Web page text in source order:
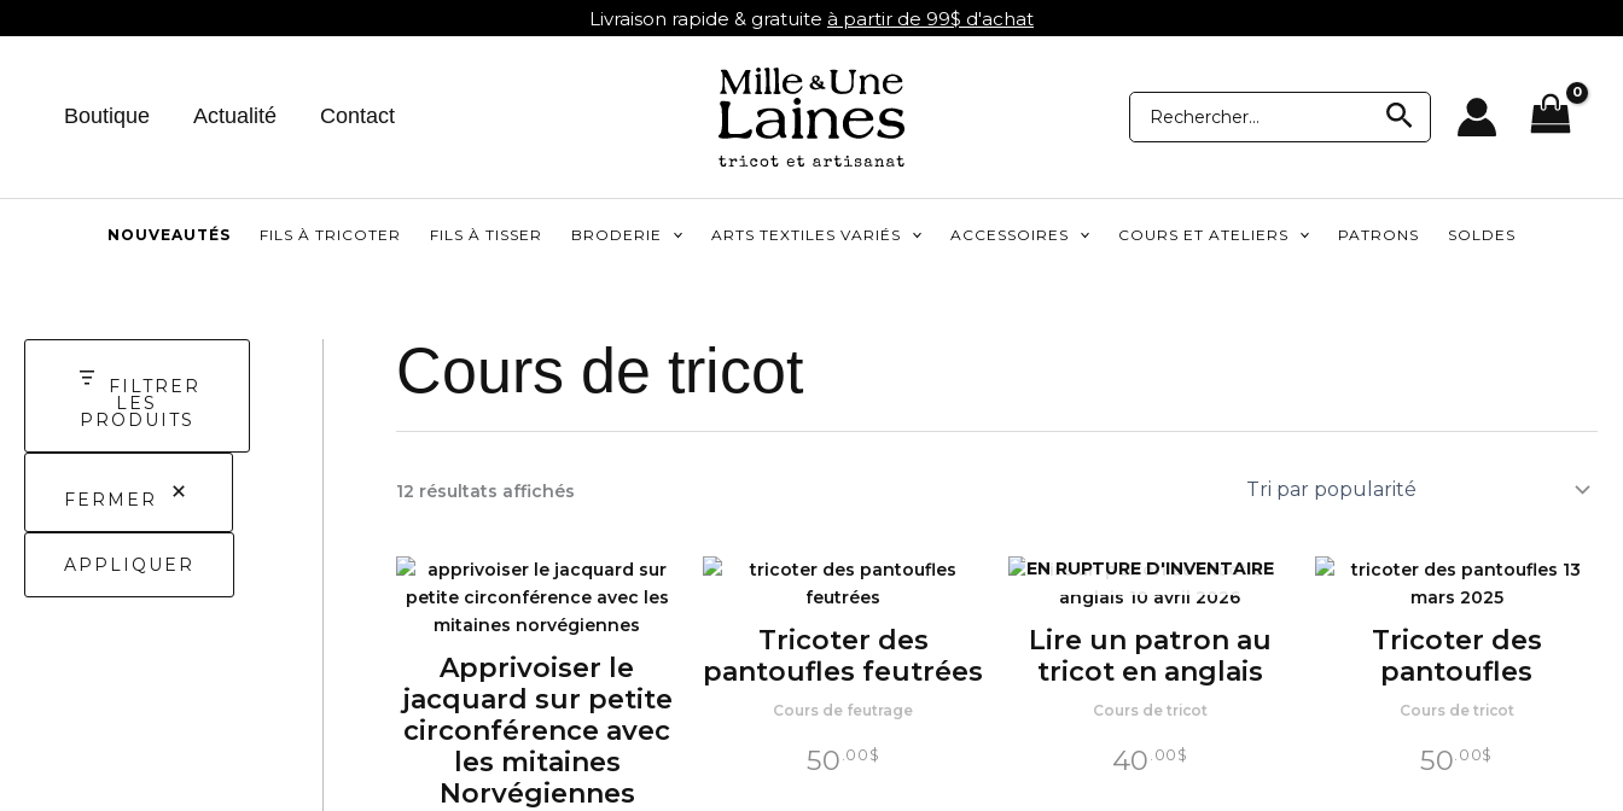
au
Livraison rapide & gratuite à partir de 99$ d'achat
Boutique Actualité Contact
Recherche
pour:
Recherche
NOUVEAUTÉS FILS À TRICOTER FILS À TISSER BRODERIE ARTS TEXTILES VARIÉS ACCESSOIRES COURS ET ATELIERS PATRONS SOLDES
FILTRER
LES
PRODUITS
FERMER
APPLIQUER
Cours de tricot
12 résultats affichésTrié
Apprivoiser le
jacquard sur petite
circonférence avec
les mitaines
Norvégiennes
Tricoter des
pantoufles feutrées
Cours de feutrage
50 .00 $
EN RUPTURE D'INVENTAIRE
Lire un patron au
tricot en anglais
Cours de tricot
40 .00 $
Tricoter des
pantoufles
Cours de tricot
50 .00$